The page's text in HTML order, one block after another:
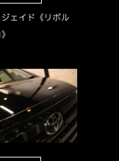
ェイド《リボル